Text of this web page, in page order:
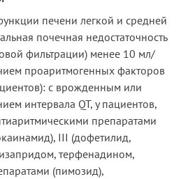
печени легкой и средней
почечная недостаточность
фильтрации) менее 10 мл/
проаритмогенных факторов
с врожденным или
интервала QT, у пациентов,
препаратами
III (дофетилид,
терфенадином,
(пимозид),